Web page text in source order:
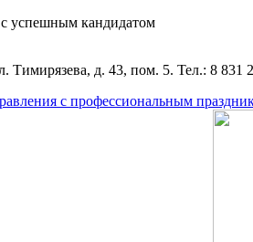
с успешным кандидатом
д. 43, пом. 5. Тел.: 8 831
с профессиональным